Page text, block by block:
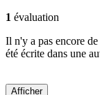
1 évaluation
Il n'y a pas encore
été écrite dans une
Afficher